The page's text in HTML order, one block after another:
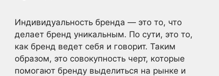
Индивидуальность бренда — это то, что
делает бренд уникальным. По сути, это то,
как бренд ведет себя и говорит. Таким
образом, это совокупность черт, которые
помогают бренду выделиться на рынке и